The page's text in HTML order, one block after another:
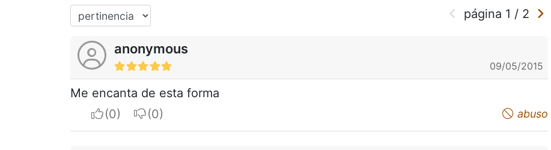
página 1 / 2
anonymous
09/05/2015
Me encanta de esta forma
I apreciateI do not appreciate abuso